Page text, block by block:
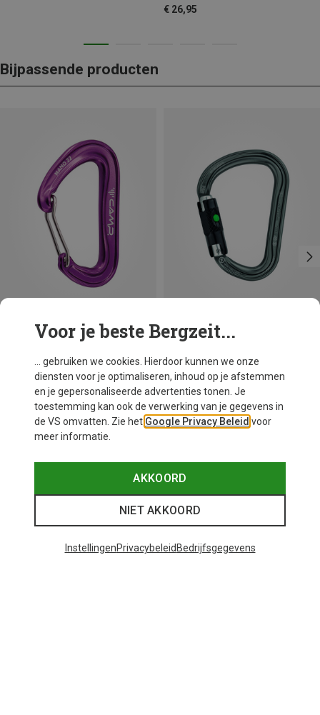
€ 26,95
Bijpassende producten
Je bespaart 18%
Petzl
William Ball-Lock HMS Karabiner
€ 26,95
BALL-LOCK
Voor je beste Bergzeit...
... gebruiken we cookies. Hierdoor kunnen we onze
diensten voor je optimaliseren, inhoud op je afstemmen
en je gepersonaliseerde advertenties tonen. Je
toestemming kan ook de verwerking van je gegevens in
de VS omvatten. Zie het Google Privacy Beleid voor
meer informatie.
AKKOORD
NIET AKKOORD
InstellingenPrivacybeleid Bedrijfsgegevens